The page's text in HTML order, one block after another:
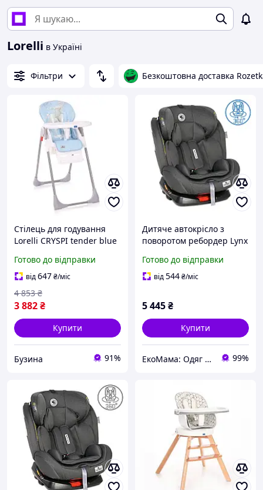
Lorelli в Україні
Фільтри Безкоштовна доставка
Стілець для годування
Lorelli CRYSPI tender blue
Готово до відправки
від647₴/міс
3 882₴
4 853 ₴
Купити
Бузина 91%
Дитяче автокрісло з
поворотом ребордер Lynx
до 12 років (0-36 кг) Сірий
Готово до відправки
від544₴/міс
5 445₴
Купити
ЕкоМама: Одяг для вагітних, білизна для годування, сумка у пологовий, одяг для новонароджених 99%